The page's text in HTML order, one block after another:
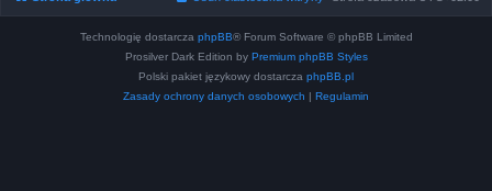
Technologię dostarcza phpBB® Forum Software © phpBB Limited
Prosilver Dark Edition by Premium phpBB Styles
Polski pakiet językowy dostarcza phpBB.pl
Zasady ochrony danych osobowych | Regulamin